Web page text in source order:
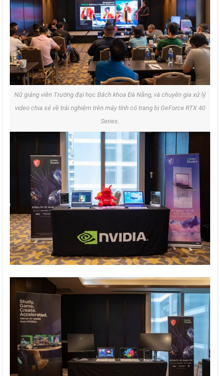
Nữ giảng viên Trường đại học Bách khoa Đà Nẵng, và chuyên gia xử lý
video chia sẻ về trải nghiệm trên máy tính có trang bị GeForce RTX 40
Series.